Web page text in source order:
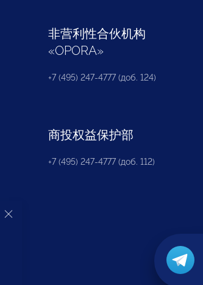
非营利性合伙机构
«OPORA»
+7 (495) 247-4777 (доб. 124)
商投权益保护部
+7 (495) 247-4777 (доб. 112)